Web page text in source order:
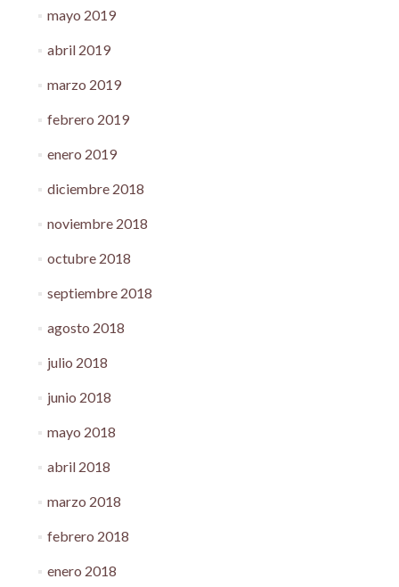
mayo 2019
abril 2019
marzo 2019
febrero 2019
enero 2019
diciembre 2018
noviembre 2018
octubre 2018
septiembre 2018
agosto 2018
julio 2018
junio 2018
mayo 2018
abril 2018
marzo 2018
febrero 2018
enero 2018